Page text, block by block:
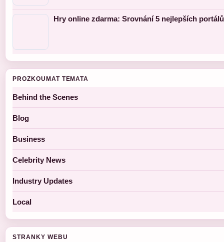
Hry online zdarma: Srovnání 5 nejlepších portálů
PROZKOUMAT TEMATA
Behind the Scenes
Blog
Business
Celebrity News
Industry Updates
Local
STRANKY WEBU